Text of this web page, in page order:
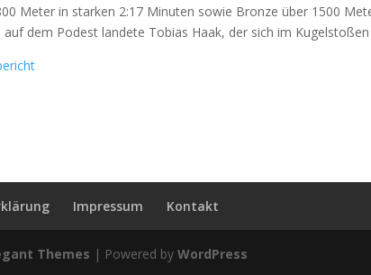
Meter in starken 2:17 Minuten sowie Bronze über 1500
auf dem Podest landete Tobias Haak, der sich im
Impressum Kontakt
Themes | Powered byWordPress